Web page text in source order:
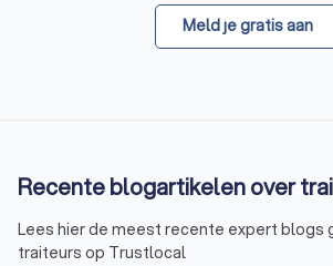
Meld je gratis aan
Recente blogartikelen over
Lees hier de meest recente expert blogs
traiteurs op Trustlocal